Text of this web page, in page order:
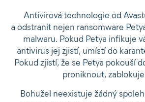
Antivirová technologie od
a odstranit nejen ransomware
malwaru. Pokud Petya infikuje
antivirus jej zjistí, umístí do
Pokud zjistí, že se Petya pokouší
proniknout,
Bohužel neexistuje žádný